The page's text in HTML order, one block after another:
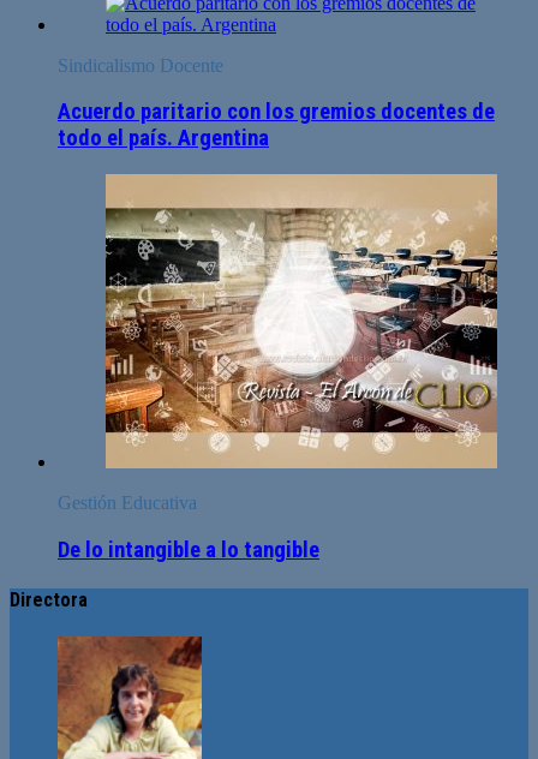
Sindicalismo Docente
Acuerdo paritario con los gremios docentes de
todo el país. Argentina
Gestión Educativa
De lo intangible a lo tangible
Directora